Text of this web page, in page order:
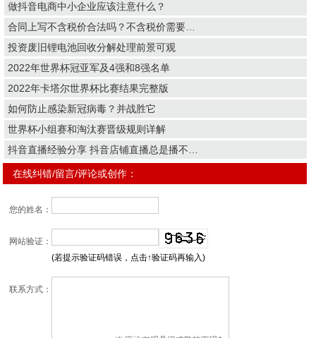
做抖音电商中小企业应该注意什么？
合同上写不含税价合法吗？不含税价需要…
投资废旧锂电池回收分解处理前景可观
2022年世界杯冠亚军及4强和8强名单
2022年卡塔尔世界杯比赛结果完整版
如何防止感染新冠病毒？并战胜它
世界杯小组赛和淘汰赛晋级规则详解
抖音直播经验分享 抖音店铺直播总是播不…
在线纠错/留言/评论或创作：
您的姓名：
网站验证：
(若提示验证码错误，点击↑验证码再输入)
联系方式：